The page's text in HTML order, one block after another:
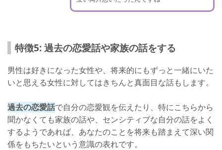
特徴5: 過去の恋愛話や家族の話をする
男性は好きになった女性や、将来的にもずっと一緒にいた
いと思える女性に対してはきちんと真面目な話もします。
過去の恋愛話で自分の恋愛観を伝えたり、特にこちらから
聞かなくても家族の話や、センシティブな自分の話をよく
するようであれば、あなたのことを将来も踏まえて深い関
係をもちたいという意識の表れです。